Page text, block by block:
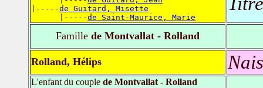
|-----de Guitard, Misette
      |-----
de Saint-Maurice, Marie
Famille de Montvallat - Rolland
Rolland, Hélips
L'enfant du couple de Montvallat - Rolland